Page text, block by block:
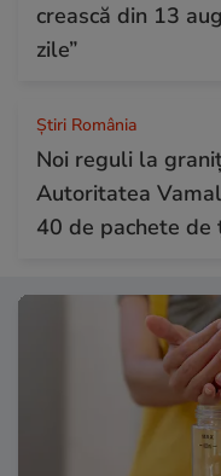
crească din 13
zile”
Știri România
Noi reguli la
Autoritatea
40 de pachete